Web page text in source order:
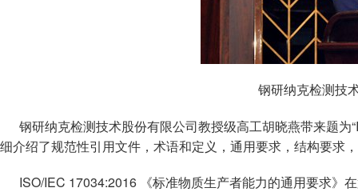
钢研纳克检测技
钢研纳克检测技术股份有限公司教授级高工胡晓燕带来题为
细介绍了规范性引用文件，术语和定义，通用要求，结构要求
ISO/IEC 17034:2016 《标准物质生产者能力的通用要求》